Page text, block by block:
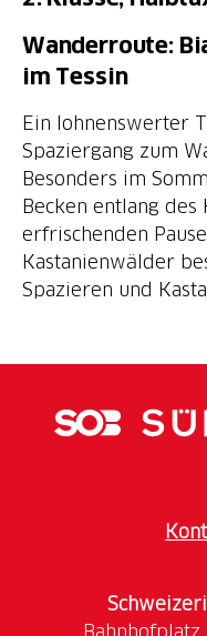
Wanderroute:
im Tessin
Ein lohnenswerter
Spaziergang zum
Besonders im
Becken entlang
erfrischenden
Kastanienwälder
Spazieren und